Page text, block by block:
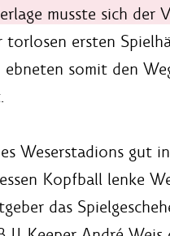
musste sich der
torlosen ersten
somit den
Weserstadions gut
Kopfball lenke
das